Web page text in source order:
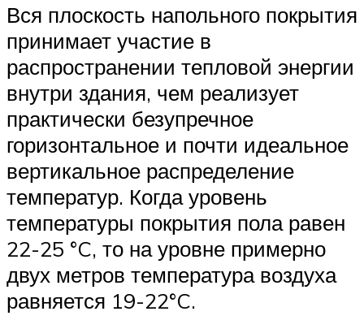
Вся плоскость напольного покрытия
принимает участие в
распространении тепловой энергии
внутри здания, чем реализует
практически безупречное
горизонтальное и почти идеальное
вертикальное распределение
температур. Когда уровень
температуры покрытия пола равен
22-25 °C, то на уровне примерно
двух метров температура воздуха
равняется 19-22°C.